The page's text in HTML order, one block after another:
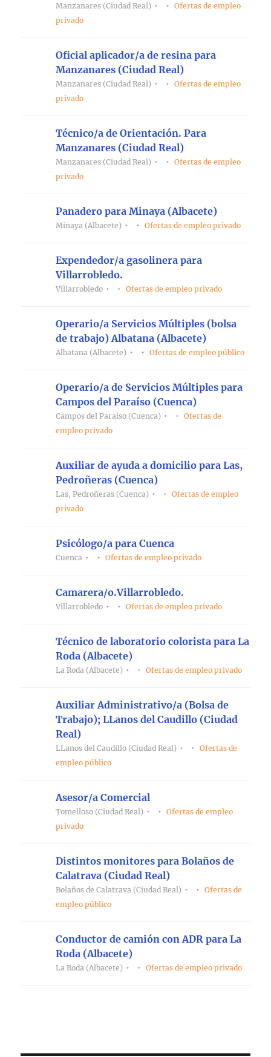
Manzanares (Ciudad Real)
Ofertas de empleo
privado
Oficial aplicador/a de resina para
Manzanares (Ciudad Real)
Manzanares (Ciudad Real)
Ofertas de empleo
privado
Técnico/a de Orientación. Para
Manzanares (Ciudad Real)
Manzanares (Ciudad Real)
Ofertas de empleo
privado
Panadero para Minaya (Albacete)
Minaya (Albacete) Ofertas de empleo privado
Expendedor/a gasolinera para
Villarrobledo.
Villarrobledo Ofertas de empleo privado
Operario/a Servicios Múltiples (bolsa
de trabajo) Albatana (Albacete)
Albatana (Albacete) Ofertas de empleo público
Operario/a de Servicios Múltiples para
Campos del Paraíso (Cuenca)
Campos del Paraíso (Cuenca)
Ofertas de
empleo privado
Auxiliar de ayuda a domicilio para Las,
Pedroñeras (Cuenca)
Las, Pedroñeras (Cuenca)
Ofertas de empleo
privado
Psicólogo/a para Cuenca
Cuenca Ofertas de empleo privado
Camarera/o.Villarrobledo.
Villarrobledo Ofertas de empleo privado
Técnico de laboratorio colorista para La
Roda (Albacete)
La Roda (Albacete) Ofertas de empleo privado
Auxiliar Administrativo/a (Bolsa de
Trabajo); LLanos del Caudillo (Ciudad
Real)
LLanos del Caudillo (Ciudad Real)
Ofertas de
empleo público
Asesor/a Comercial
Tomelloso (Ciudad Real)
Ofertas de empleo
privado
Distintos monitores para Bolaños de
Calatrava (Ciudad Real)
Bolaños de Calatrava (Ciudad Real)
Ofertas de
empleo público
Conductor de camión con ADR para La
Roda (Albacete)
La Roda (Albacete) Ofertas de empleo privado